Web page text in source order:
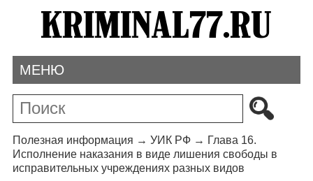
МЕНЮ
Полезная информация → УИК РФ→ Глава 16.
Исполнение наказания в виде лишения свободы в
исправительных учреждениях разных видов